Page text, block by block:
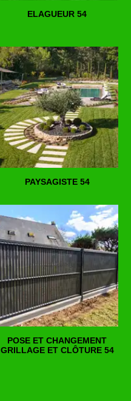
ELAGUEUR 54
PAYSAGISTE 54
POSE ET CHANGEMENT
GRILLAGE ET CLÔTURE 54